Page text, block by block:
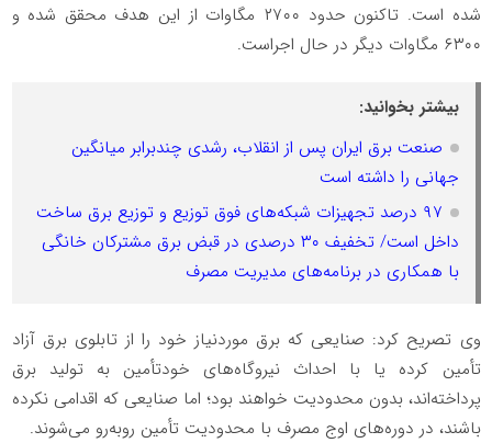
شده است. تاکنون حدود ۲۷۰۰ مگاوات از این هدف محقق شده و
۶۳۰۰ مگاوات دیگر در حال اجراست.
بیشتر بخوانید:
صنعت برق ایران پس از انقلاب، رشدی چندبرابر میانگین
جهانی را داشته است
۹۷ درصد تجهیزات شبکه‌های فوق توزیع و توزیع برق ساخت
داخل است/ تخفیف ۳۰ درصدی در قبض برق مشترکان خانگی
با همکاری در برنامه‌های مدیریت مصرف
وی تصریح کرد: صنایعی که برق موردنیاز خود را از تابلوی برق آزاد
تأمین کرده یا با احداث نیروگاه‌های خودتأمین به تولید برق
پرداخته‌اند، بدون محدودیت خواهند بود؛ اما صنایعی که اقدامی نکرده
باشند، در دوره‌های اوج مصرف با محدودیت تأمین روبه‌رو می‌شوند.